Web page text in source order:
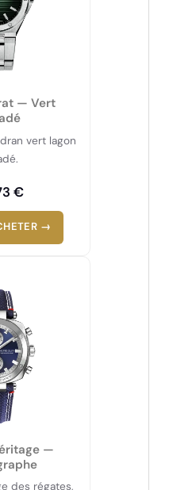
— Vert
vert lagon
€
→
—
des régates,